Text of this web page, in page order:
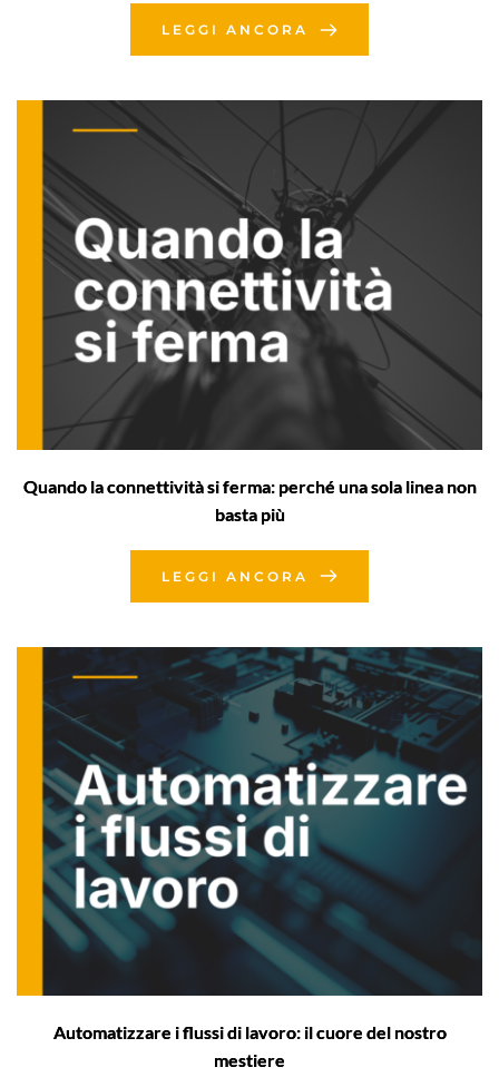
LEGGI ANCORA
Quando la connettività si ferma: perché una sola linea non
basta più
LEGGI ANCORA
Automatizzare i flussi di lavoro: il cuore del nostro
mestiere